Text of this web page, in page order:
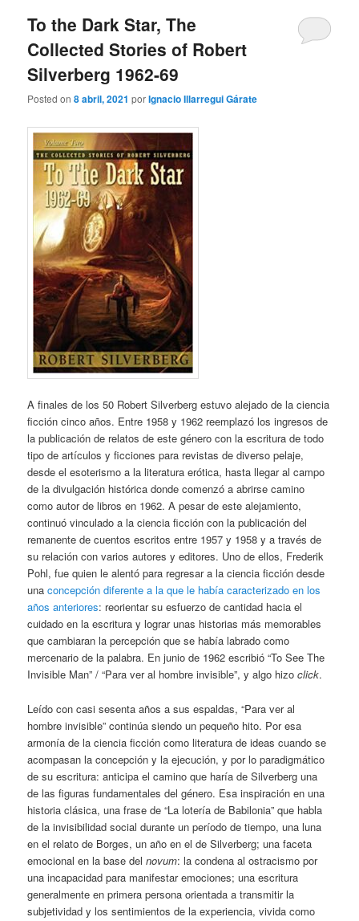
To the Dark Star, The
Collected Stories of Robert
Silverberg 1962-69
Posted on8 abril, 2021 porIgnacio Illarregui Gárate
A finales de los 50 Robert Silverberg estuvo alejado de la ciencia
ficción cinco años. Entre 1958 y 1962 reemplazó los ingresos de
la publicación de relatos de este género con la escritura de todo
tipo de artículos y ficciones para revistas de diverso pelaje,
desde el esoterismo a la literatura erótica, hasta llegar al campo
de la divulgación histórica donde comenzó a abrirse camino
como autor de libros en 1962. A pesar de este alejamiento,
continuó vinculado a la ciencia ficción con la publicación del
remanente de cuentos escritos entre 1957 y 1958 y a través de
su relación con varios autores y editores. Uno de ellos, Frederik
Pohl, fue quien le alentó para regresar a la ciencia ficción desde
unaconcepción diferente a la que le había caracterizado en los
años anteriores: reorientar su esfuerzo de cantidad hacia el
cuidado en la escritura y lograr unas historias más memorables
que cambiaran la percepción que se había labrado como
mercenario de la palabra. En junio de 1962 escribió “To See The
Invisible Man” / “Para ver al hombre invisible”, y algo hizoclick.
Leído con casi sesenta años a sus espaldas, “Para ver al
hombre invisible” continúa siendo un pequeño hito. Por esa
armonía de la ciencia ficción como literatura de ideas cuando se
acompasan la concepción y la ejecución, y por lo paradigmático
de su escritura: anticipa el camino que haría de Silverberg una
de las figuras fundamentales del género. Esa inspiración en una
historia clásica, una frase de “La lotería de Babilonia” que habla
de la invisibilidad social durante un período de tiempo, una luna
en el relato de Borges, un año en el de Silverberg; una faceta
emocional en la base delnovum: la condena al ostracismo por
una incapacidad para manifestar emociones; una escritura
generalmente en primera persona orientada a transmitir la
subjetividad y los sentimientos de la experiencia, vivida como